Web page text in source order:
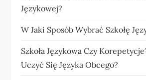
Językowej?
W Jaki Sposób Wybrać Szkołę
Szkoła Językowa Czy
Uczyć Się Języka Obcego?